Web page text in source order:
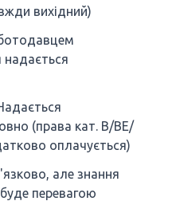
вихідний)
(права кат. В/ВЕ/
оплачується)
але знання
буде перевагою